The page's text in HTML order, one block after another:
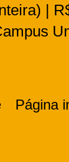
|
Página